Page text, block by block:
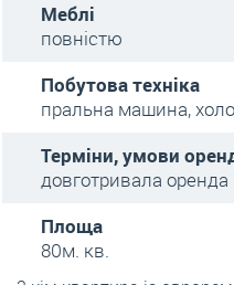
Меблі
повністю
Побутова техніка
пральна машина,
Терміни, умови
довготривала оренда
Площа
80м. кв.